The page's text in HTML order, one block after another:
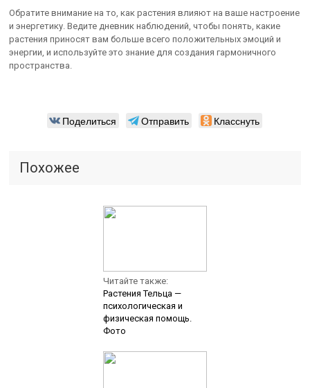
Обратите внимание на то, как растения влияют на ваше настроение
и энергетику. Ведите дневник наблюдений, чтобы понять, какие
растения приносят вам больше всего положительных эмоций и
энергии, и используйте это знание для создания гармоничного
пространства.
Поделиться Отправить Класснуть
Похожее
Читайте также:
Растения Тельца —
психологическая и
физическая помощь.
Фото